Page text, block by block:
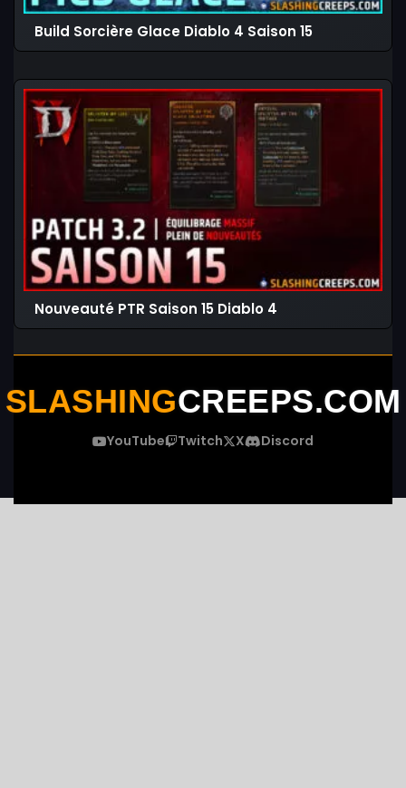
Build Sorcière Glace Diablo 4 Saison 15
Nouveauté PTR Saison 15 Diablo 4
SLASHINGCREEPS.COM
YouTube Twitch X Discord